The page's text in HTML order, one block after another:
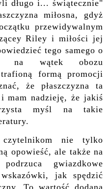
długo i... świątecznie"
miłosna, gdyż
przewidywalnym
Riley i miłości jej
tego samego o
na wątek obozu
trafioną formą promocji
że płaszczyzna ta
mam nadzieję, że jakiś
myśl na takie
nie tylko
opowieść, ale także na
gwiazdkowe
jak spędzić
To wartość dodana